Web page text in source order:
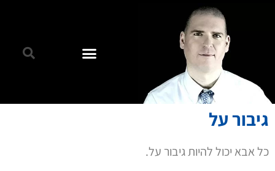
גיבור על
כל אבא יכול להיות גיבור על.